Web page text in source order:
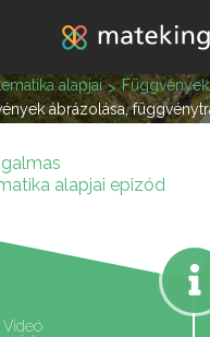
alapjai
Függvények
alapjai epizód
Videó